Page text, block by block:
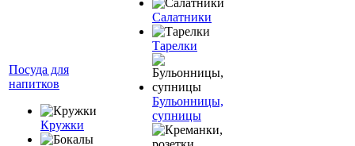
Посуда для
напитков
Кружки
Салатники
Тарелки
Бульонницы,
супницы